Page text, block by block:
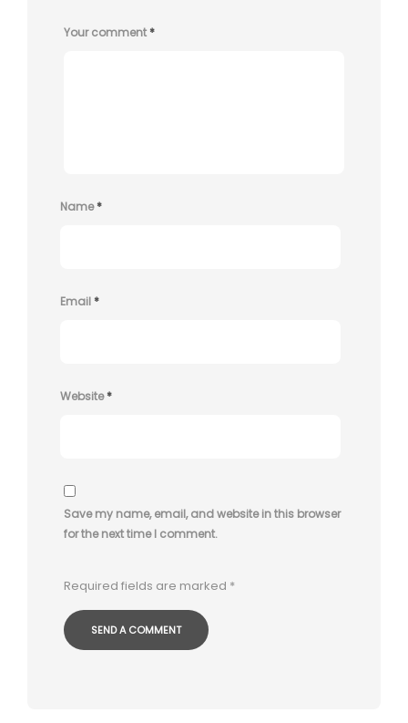
Your comment*
Name*
Email*
Website*
Save my name, email, and website in this browser
for the next time I comment.
Required fields are marked *